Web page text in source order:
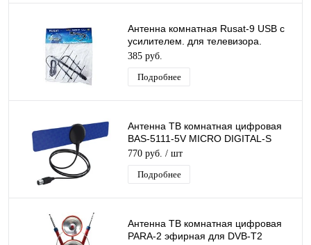
Антенна комнатная Rusat-9 USB с
усилителем. для телевизора.
активная. для дома. для дачи
385 руб.
Подробнее
Антенна ТВ комнатная цифровая
BAS-5111-5V MICRO DIGITAL-S
эфирная для DVB-T2 телевидения
Рэмо
770 руб. / шт
Подробнее
Антенна ТВ комнатная цифровая
PARA-2 эфирная для DVB-T2